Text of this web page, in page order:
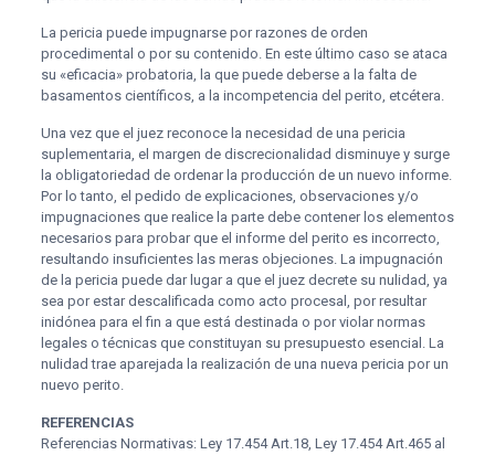
La pericia puede impugnarse por razones de orden
procedimental o por su contenido. En este último caso se ataca
su «eficacia» probatoria, la que puede deberse a la falta de
basamentos científicos, a la incompetencia del perito, etcétera.
Una vez que el juez reconoce la necesidad de una pericia
suplementaria, el margen de discrecionalidad disminuye y surge
la obligatoriedad de ordenar la producción de un nuevo informe.
Por lo tanto, el pedido de explicaciones, observaciones y/o
impugnaciones que realice la parte debe contener los elementos
necesarios para probar que el informe del perito es incorrecto,
resultando insuficientes las meras objeciones. La impugnación
de la pericia puede dar lugar a que el juez decrete su nulidad, ya
sea por estar descalificada como acto procesal, por resultar
inidónea para el fin a que está destinada o por violar normas
legales o técnicas que constituyan su presupuesto esencial. La
nulidad trae aparejada la realización de una nueva pericia por un
nuevo perito.
REFERENCIAS
Referencias Normativas: Ley 17.454 Art.18, Ley 17.454 Art.465 al